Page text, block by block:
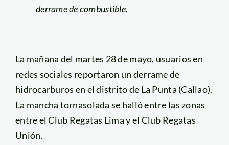
derrame de combustible.
La mañana del martes 28 de mayo, usuarios en
redes sociales reportaron un derrame de
hidrocarburos en el distrito de La Punta (Callao).
La mancha tornasolada se halló entre las zonas
entre el Club Regatas Lima y el Club Regatas
Unión.